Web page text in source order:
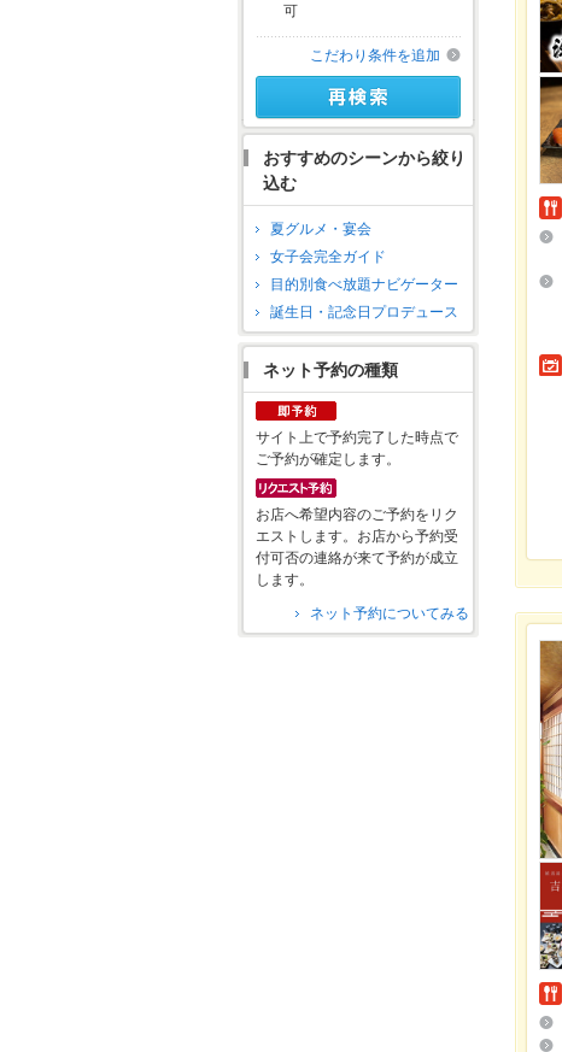
可
こだわり条件を追加
おすすめのシーンから絞り
込む
夏グルメ・宴会
女子会完全ガイド
目的別食べ放題ナビゲーター
誕生日・記念日プロデュース
ネット予約の種類
サイト上で予約完了した時点で
ご予約が確定します。
お店へ希望内容のご予約をリク
エストします。お店から予約受
付可否の連絡が来て予約が成立
します。
ネット予約についてみる